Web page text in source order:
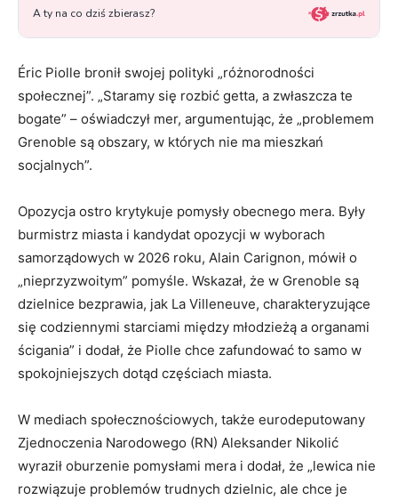
Éric Piolle bronił swojej polityki „różnorodności
społecznej”. „Staramy się rozbić getta, a zwłaszcza te
bogate” – oświadczył mer, argumentując, że „problemem
Grenoble są obszary, w których nie ma mieszkań
socjalnych”.
Opozycja ostro krytykuje pomysły obecnego mera. Były
burmistrz miasta i kandydat opozycji w wyborach
samorządowych w 2026 roku, Alain Carignon, mówił o
„nieprzyzwoitym” pomyśle. Wskazał, że w Grenoble są
dzielnice bezprawia, jak La Villeneuve, charakteryzujące
się codziennymi starciami między młodzieżą a organami
ścigania” i dodał, że Piolle chce zafundować to samo w
spokojniejszych dotąd częściach miasta.
W mediach społecznościowych, także eurodeputowany
Zjednoczenia Narodowego (RN) Aleksander Nikolić
wyraził oburzenie pomysłami mera i dodał, że „lewica nie
rozwiązuje problemów trudnych dzielnic, ale chce je